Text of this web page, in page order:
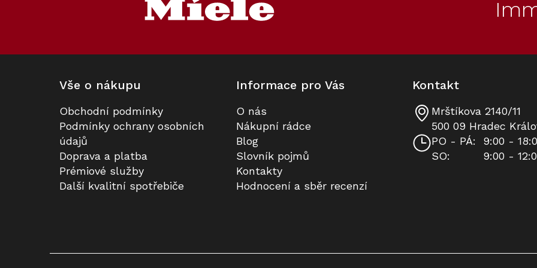
Nástěnný odsávač par MIELE DA
6096 W Black Wing
Skladem
39 981 Kč
Nástěnný odsávač par MIELE DA
Na dotaz
39 051 Kč
Akce Akce
Prodloužená záruka na 5 let
K dispozici
3 990 Kč
Prodloužená záruka na 10 let
K dispozici
8 490 Kč
Vše o nákupu
Obchodní podmínky
Podmínky ochrany osobních
údajů
Doprava a platba
Prémiové služby
Další kvalitní spotřebiče
Informace pro Vás
O nás
Nákupní rádce
Blog
Slovník pojmů
Kontakty
Hodnocení a sběr recenzí
Kontakt
Mrštíkova 2140/11
500 09 Hradec
PO - PÁ:
9:00 -
SO:
9:00 -